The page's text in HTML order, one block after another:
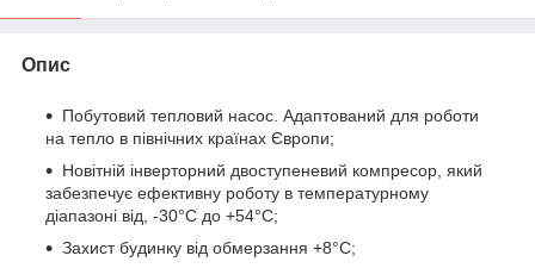
Опис
Побутовий тепловий насос. Адаптований для роботи
на тепло в північних країнах Європи;
Новітній інверторний двоступеневий компресор, який
забезпечує ефективну роботу в температурному
діапазоні від, -30°C до +54°C;
Захист будинку від обмерзання +8°C;